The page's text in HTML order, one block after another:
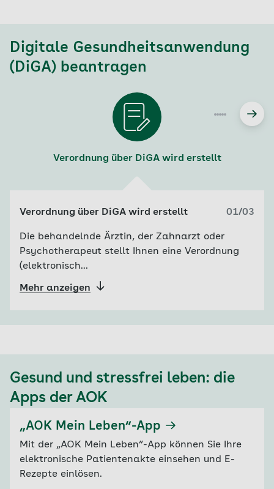
Digitale Gesundheitsanwendung
(DiGA) beantragen
Verordnung über DiGA wird erstellt
Verordnung über DiGA wird erstellt 01/03
Die behandelnde Ärztin, der Zahnarzt oder
Psychotherapeut stellt Ihnen eine Verordnung
(elektronisch...
Mehr anzeigen
Gesund und stressfrei leben: die
Apps der AOK
„AOK Mein Leben“-App
Mit der „AOK Mein Leben“-App können Sie Ihre
elektronische Patientenakte einsehen und E-
Rezepte einlösen.